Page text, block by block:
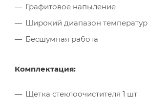
Графитовое напыление
Широкий диапазон температур
Бесшумная работа
Комплектация:
Щетка стеклоочистителя 1 шт